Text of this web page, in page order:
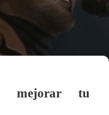
mejorar tu